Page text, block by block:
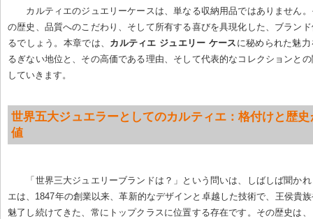
カルティエのジュエリーケースは、単なる収納用品ではありません
の歴史、品質へのこだわり、そして所有する喜びを具現化した、ブラン
るでしょう。本章では、 カルティエ ジュエリー ケース に秘められた魅
るぎない地位と、その高価である理由、そして代表的なコレクションと
していきます。
世界五大ジュエラーとしてのカルティエ：格付けと歴
値
「世界三大ジュエリーブランドは？」という問いは、しばしば聞か
エは、1847年の創業以来、革新的なデザインと卓越した技術で、王侯貴
魅了し続けてきた、常にトップクラスに位置する存在です。その歴史は